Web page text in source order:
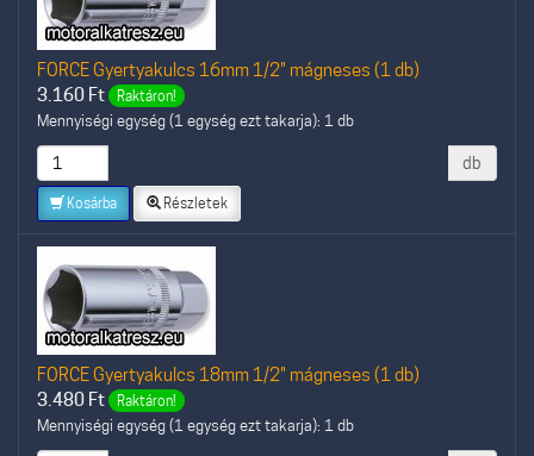
FORCE Gyertyakulcs 16mm 1/2" mágneses (1 db)
3.160 Ft Raktáron!
Mennyiségi egység (1 egység ezt takarja): 1 db
db
Kosárba Részletek
FORCE Gyertyakulcs 18mm 1/2" mágneses (1 db)
3.480 Ft Raktáron!
Mennyiségi egység (1 egység ezt takarja): 1 db